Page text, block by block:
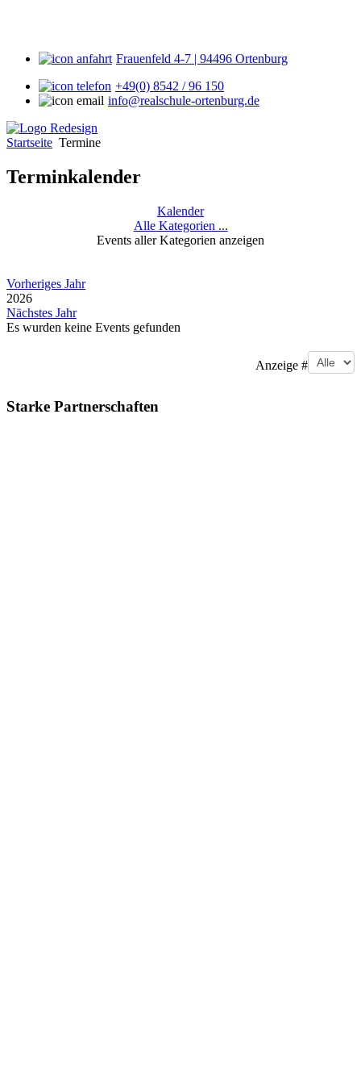
Frauenfeld 4-7 | 94496 Ortenburg
+49(0) 8542 / 96 150
info@realschule-ortenburg.de
Startseite Termine
Terminkalender
Kalender
Alle Kategorien ...
Events aller Kategorien anzeigen
Vorheriges Jahr
2026
Nächstes Jahr
Es wurden keine Events gefunden
Anzeige #
Starke Partnerschaften